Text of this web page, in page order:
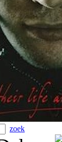
zoek